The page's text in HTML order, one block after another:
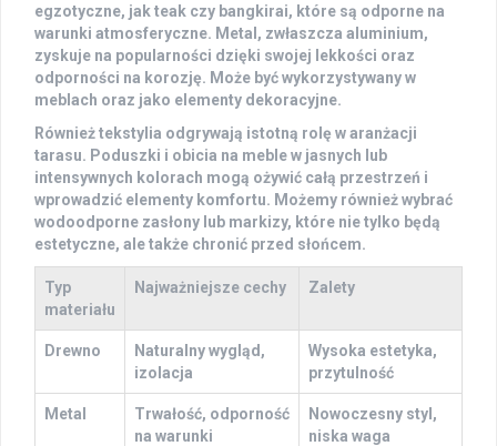
egzotyczne, jak teak czy bangkirai, które są odporne na
warunki atmosferyczne. Metal , zwłaszcza aluminium,
zyskuje na popularności dzięki swojej lekkości oraz
odporności na korozję. Może być wykorzystywany w
meblach oraz jako elementy dekoracyjne.
Również tekstylia odgrywają istotną rolę w aranżacji
tarasu. Poduszki i obicia na meble w jasnych lub
intensywnych kolorach mogą ożywić całą przestrzeń i
wprowadzić elementy komfortu. Możemy również wybrać
wodoodporne zasłony lub markizy, które nie tylko będą
estetyczne, ale także chronić przed słońcem.
Typ
materiału
Najważniejsze cechy Zalety
Drewno
Naturalny wygląd,
izolacja
Wysoka estetyka,
przytulność
Metal
Trwałość, odporność
na warunki
Nowoczesny styl,
niska waga